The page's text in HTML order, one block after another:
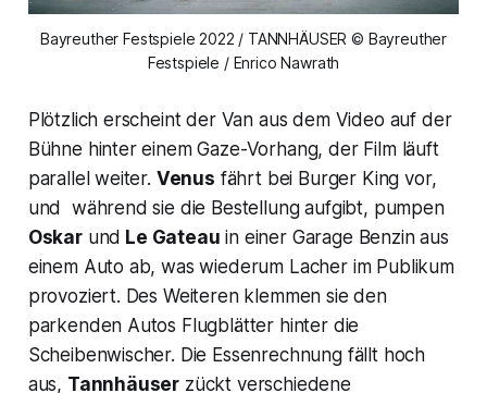
Bayreuther Festspiele 2022 / TANNHÄUSER © Bayreuther
Festspiele / Enrico Nawrath
Plötzlich erscheint der Van aus dem Video auf der
Bühne hinter einem Gaze-Vorhang, der Film läuft
parallel weiter. Venus fährt bei Burger King vor,
und während sie die Bestellung aufgibt, pumpen
Oskarund Le Gateau in einer Garage Benzin aus
einem Auto ab, was wiederum Lacher im Publikum
provoziert. Des Weiteren klemmen sie den
parkenden Autos Flugblätter hinter die
Scheibenwischer. Die Essenrechnung fällt hoch
aus, Tannhäuser zückt verschiedene